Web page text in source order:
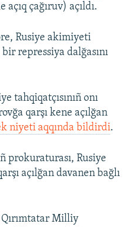
çağıruv) açıldı.
Rusiye akimiyeti
bir repressiya dalğasını
tahqiqatçısınıñ onı
qarşı kene açılğan
niyeti aqqında bildirdi.
prokuraturası, Rusiye
açılğan davanen bağlı
Milliy